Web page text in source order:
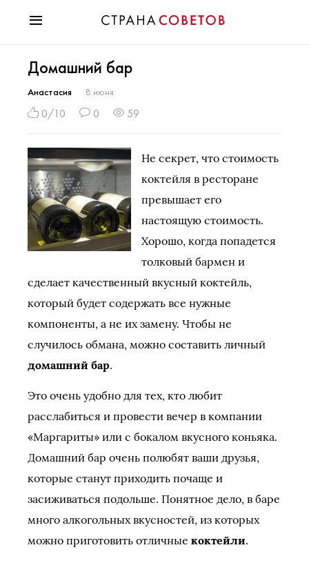
Мода
Звезды
Гороскопы
Психология
Хобби
Разное
Праздники
Домашний бар
Анастасия 8 июня
0/10 0 59
Не секрет, что стоимость
коктейля в ресторане
превышает его
настоящую стоимость.
Хорошо, когда попадется
толковый бармен и
сделает качественный вкусный коктейль,
который будет содержать все нужные
компоненты, а не их замену. Чтобы не
случилось обмана, можно составить личный
домашний бар.
Это очень удобно для тех, кто любит
расслабиться и провести вечер в компании
«Маргариты» или с бокалом вкусного коньяка.
Домашний бар очень полюбят ваши друзья,
которые станут приходить почаще и
засиживаться подольше. Понятное дело, в баре
много алкогольных вкусностей, из которых
можно приготовить отличные коктейли.